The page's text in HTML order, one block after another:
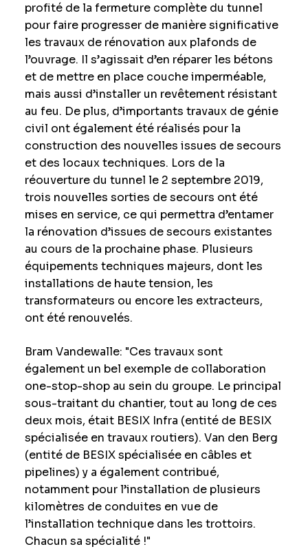
profité de la fermeture complète du tunnel
pour faire progresser de manière significative
les travaux de rénovation aux plafonds de
l’ouvrage. Il s’agissait d’en réparer les bétons
et de mettre en place couche imperméable,
mais aussi d’installer un revêtement résistant
au feu. De plus, d’importants travaux de génie
civil ont également été réalisés pour la
construction des nouvelles issues de secours
et des locaux techniques. Lors de la
réouverture du tunnel le 2 septembre 2019,
trois nouvelles sorties de secours ont été
mises en service, ce qui permettra d’entamer
la rénovation d’issues de secours existantes
au cours de la prochaine phase. Plusieurs
équipements techniques majeurs, dont les
installations de haute tension, les
transformateurs ou encore les extracteurs,
ont été renouvelés.
Bram Vandewalle: "Ces travaux sont
également un bel exemple de collaboration
one-stop-shop au sein du groupe. Le principal
sous-traitant du chantier, tout au long de ces
deux mois, était BESIX Infra (entité de BESIX
spécialisée en travaux routiers). Van den Berg
(entité de BESIX spécialisée en câbles et
pipelines) y a également contribué,
notamment pour l’installation de plusieurs
kilomètres de conduites en vue de
l’installation technique dans les trottoirs.
Chacun sa spécialité !"